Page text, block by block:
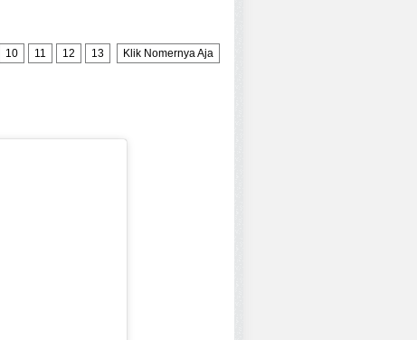
10 11 12 13 Klik Nomernya Aja